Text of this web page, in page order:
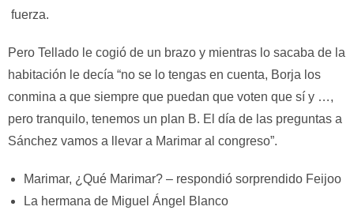
fuerza.
Pero Tellado le cogió de un brazo y mientras lo sacaba de la
habitación le decía “no se lo tengas en cuenta, Borja los
conmina a que siempre que puedan que voten que sí y …,
pero tranquilo, tenemos un plan B. El día de las preguntas a
Sánchez vamos a llevar a Marimar al congreso”.
Marimar, ¿Qué Marimar? – respondió sorprendido Feijoo
La hermana de Miguel Ángel Blanco